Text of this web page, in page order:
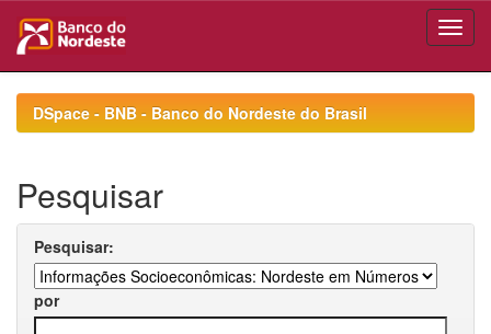
navigationDSpace - BNB - Banco do Nordeste do Brasil
Pesquisar
Pesquisar:
por